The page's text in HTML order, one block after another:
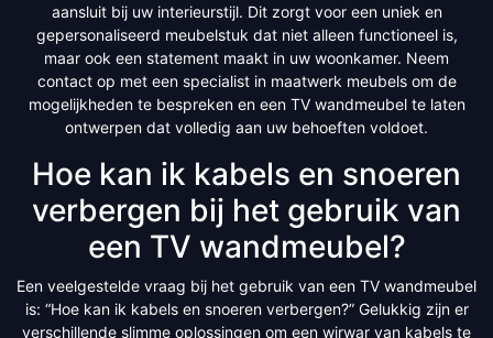
aansluit bij uw interieurstijl. Dit zorgt voor een uniek en
gepersonaliseerd meubelstuk dat niet alleen functioneel is,
maar ook een statement maakt in uw woonkamer. Neem
contact op met een specialist in maatwerk meubels om de
mogelijkheden te bespreken en een TV wandmeubel te laten
ontwerpen dat volledig aan uw behoeften voldoet.
Hoe kan ik kabels en snoeren
verbergen bij het gebruik van
een TV wandmeubel?
Een veelgestelde vraag bij het gebruik van een TV wandmeubel
is: “Hoe kan ik kabels en snoeren verbergen?” Gelukkig zijn er
verschillende slimme oplossingen om een wirwar van kabels te